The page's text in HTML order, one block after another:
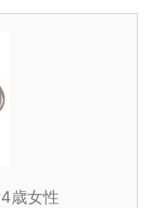
歳女性